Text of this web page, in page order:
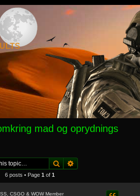
mad og oprydnings
Search
6 posts • Page 1 of 1
CSGO & WOW Member